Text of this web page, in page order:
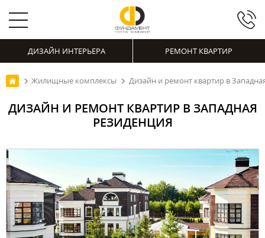
ДИЗАЙН ИНТЕРЬЕРА РЕМОНТ КВАРТИР
Жилищные комплексы Дизайн и ремонт квартир в
ДИЗАЙН И РЕМОНТ КВАРТИР В ЗАПАДНАЯ
РЕЗИДЕНЦИЯ